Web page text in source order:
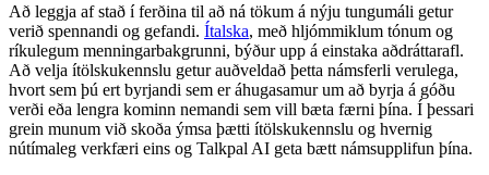
Að leggja af stað í ferðina til að ná tökum á nýju tungumáli getur
verið spennandi og gefandi. Ítalska, með hljómmiklum tónum og
ríkulegum menningarbakgrunni, býður upp á einstaka aðdráttarafl.
Að velja ítölskukennslu getur auðveldað þetta námsferli verulega,
hvort sem þú ert byrjandi sem er áhugasamur um að byrja á góðu
verði eða lengra kominn nemandi sem vill bæta færni þína. Í þessari
grein munum við skoða ýmsa þætti ítölskukennslu og hvernig
nútímaleg verkfæri eins og Talkpal AI geta bætt námsupplifun þína.